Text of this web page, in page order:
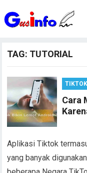
TAG: TUTORIAL
TIKTOK
Cara
Aplikasi Tiktok
yang banyak